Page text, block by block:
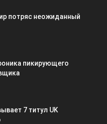
потряс неожиданный
пикирующего
7 титул UK